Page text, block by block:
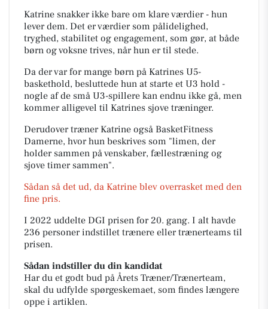
Katrine snakker ikke bare om klare værdier - hun
lever dem. Det er værdier som pålidelighed,
tryghed, stabilitet og engagement, som gør, at både
børn og voksne trives, når hun er til stede.
Da der var for mange børn på Katrines U5-
baskethold, besluttede hun at starte et U3 hold -
nogle af de små U3-spillere kan endnu ikke gå, men
kommer alligevel til Katrines sjove træninger.
Derudover træner Katrine også BasketFitness
Damerne, hvor hun beskrives som "limen, der
holder sammen på venskaber, fællestræning og
sjove timer sammen".
Sådan så det ud, da Katrine blev overrasket med den
fine pris.
I 2022 uddelte DGI prisen for 20. gang. I alt havde
236 personer indstillet trænere eller trænerteams til
prisen.
Sådan indstiller du din kandidat
Har du et godt bud på Årets Træner/Trænerteam,
skal du udfylde spørgeskemaet, som findes længere
oppe i artiklen.